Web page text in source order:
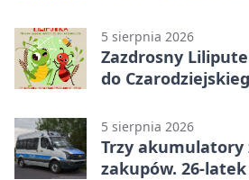
5 sierpnia 2026
Zazdrosny
do
5 sierpnia 2026
Trzy akumulatory
zakupów. 26-